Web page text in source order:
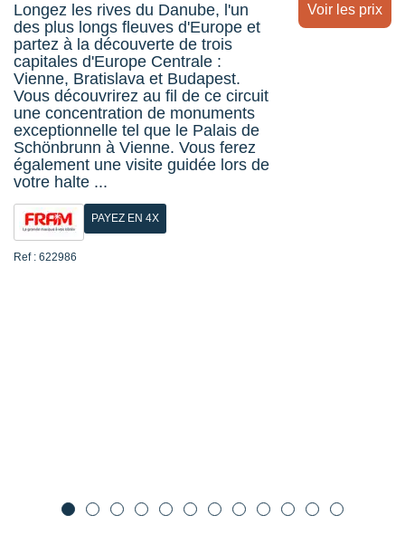
Longez les rives du Danube, l'un
des plus longs fleuves d'Europe et
partez à la découverte de trois
capitales d'Europe Centrale :
Vienne, Bratislava et Budapest.
Vous découvrirez au fil de ce circuit
une concentration de monuments
exceptionnelle tel que le Palais de
Schönbrunn à Vienne. Vous ferez
également une visite guidée lors de
votre halte ...
PAYEZ EN 4X
Ref : 622986
Voir les prix